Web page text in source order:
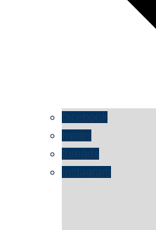
facebook
twitter
threads
instagram